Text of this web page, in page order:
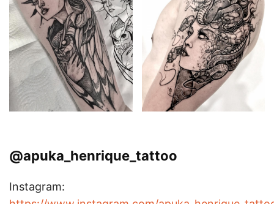
@apuka_henrique_tattoo
Instagram: